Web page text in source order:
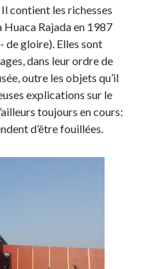
Il contient les richesses
Rajada en 1987
de gloire). Elles sont
dans leur ordre de
outre les objets qu’il
explications sur le
toujours en cours:
d’être fouillées.